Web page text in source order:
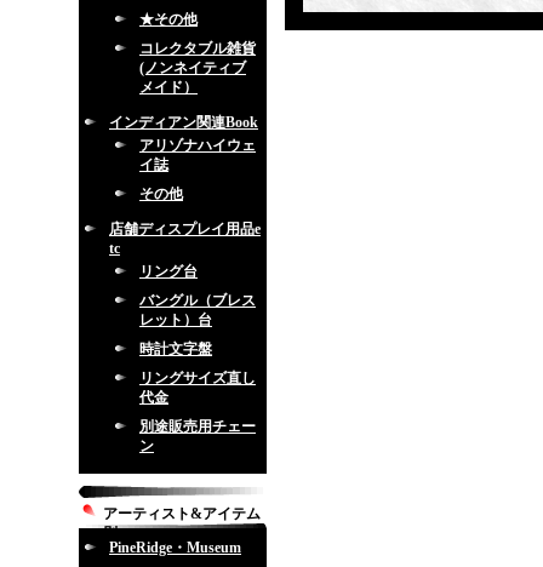
★その他
コレクタブル雑貨
(ノンネイティブ
メイド）
インディアン関連Book
アリゾナハイウェ
イ誌
その他
店舗ディスプレイ用品e
tc
リング台
バングル（ブレス
レット）台
時計文字盤
リングサイズ直し
代金
別途販売用チェー
ン
アーティスト&アイテム
別
PineRidge・Museum